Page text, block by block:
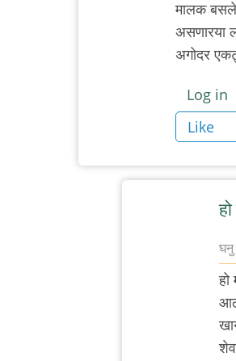
मालक
असणारया
अगोदर
Log in
Like
घनु
In
कर्वे